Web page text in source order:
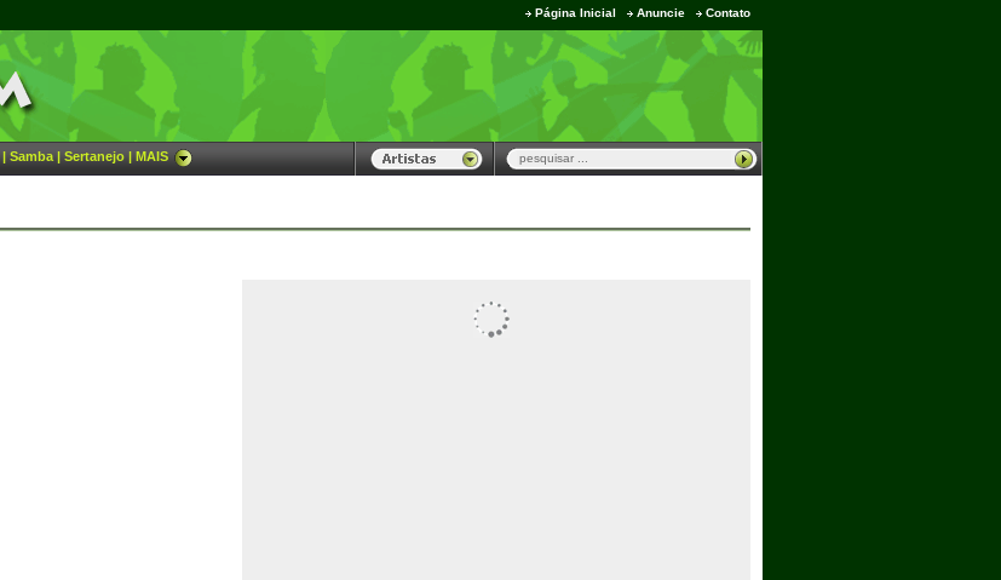
Página Inicial Anuncie Contato
| Samba | Sertanejo | MAIS